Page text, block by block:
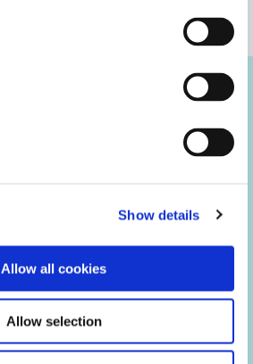
Show details
Allow all cookies
Allow selection